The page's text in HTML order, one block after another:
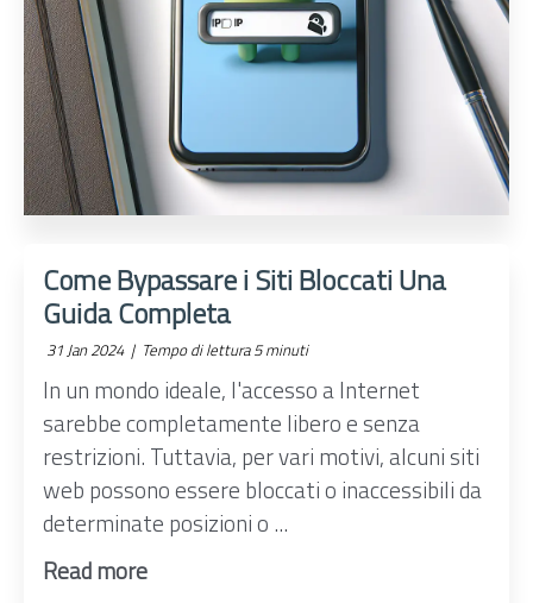
Come Bypassare i Siti Bloccati Una
Guida Completa
31 Jan 2024 | Tempo di lettura 5 minuti
In un mondo ideale, l'accesso a Internet
sarebbe completamente libero e senza
restrizioni. Tuttavia, per vari motivi, alcuni siti
web possono essere bloccati o inaccessibili da
determinate posizioni o ...
Read more